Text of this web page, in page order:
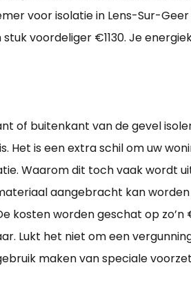
voor isolatie in Lens-Sur-
stuk voordeliger €1130. Je
of buitenkant van de gevel
Het is een extra schil om uw
Waarom dit toch vaak wordt
aangebracht kan
kosten worden geschat op zo’n
Lukt het niet om een
maken van speciale